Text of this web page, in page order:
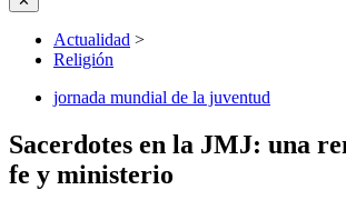
Actualidad >
Religión
jornada mundial de la juventud
Sacerdotes en la JMJ: una
fe y ministerio